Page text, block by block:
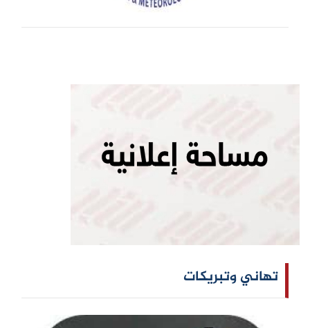
تهاني وتبريكات